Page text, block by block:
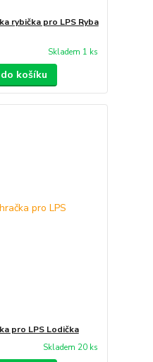
rybička pro LPS Ryba
Skladem 1 ks
košíku
pro LPS Lodička
Skladem 20 ks